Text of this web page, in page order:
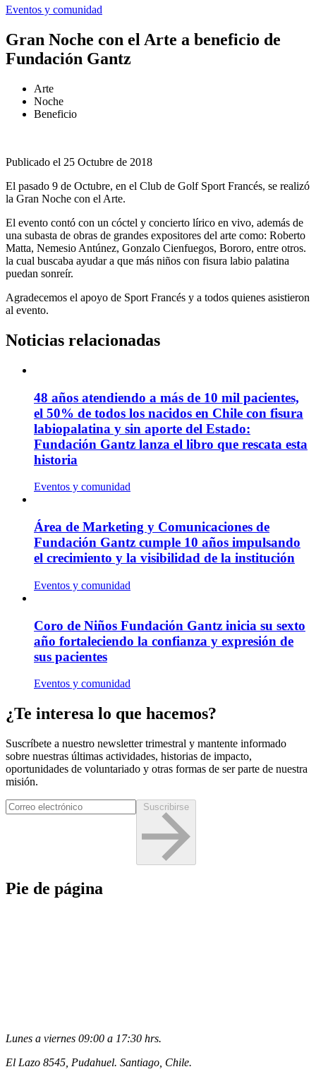
Eventos y comunidad
Gran Noche con el Arte a beneficio de
Fundación Gantz
Arte
Noche
Beneficio
Publicado el 25 Octubre de 2018
El pasado 9 de Octubre, en el Club de Golf Sport Francés, se realizó
la Gran Noche con el Arte.
El evento contó con un cóctel y concierto lírico en vivo, además de
una subasta de obras de grandes expositores del arte como: Roberto
Matta, Nemesio Antúnez, Gonzalo Cienfuegos, Bororo, entre otros.
la cual buscaba ayudar a que más niños con fisura labio palatina
puedan sonreír.
Agradecemos el apoyo de Sport Francés y a todos quienes asistieron
al evento.
Noticias relacionadas
48 años atendiendo a más de 10 mil pacientes,
el 50% de todos los nacidos en Chile con fisura
labiopalatina y sin aporte del Estado:
Fundación Gantz lanza el libro que rescata esta
historia
Eventos y comunidad
Área de Marketing y Comunicaciones de
Fundación Gantz cumple 10 años impulsando
el crecimiento y la visibilidad de la institución
Eventos y comunidad
Coro de Niños Fundación Gantz inicia su sexto
año fortaleciendo la confianza y expresión de
sus pacientes
Eventos y comunidad
¿Te interesa lo que hacemos?
Suscríbete a nuestro newsletter trimestral y mantente informado
sobre nuestras últimas actividades, historias de impacto,
oportunidades de voluntariado y otras formas de ser parte de nuestra
misión.
Suscribirse
Pie de página
Lunes a viernes 09:00 a 17:30 hrs.
El Lazo 8545, Pudahuel. Santiago, Chile.